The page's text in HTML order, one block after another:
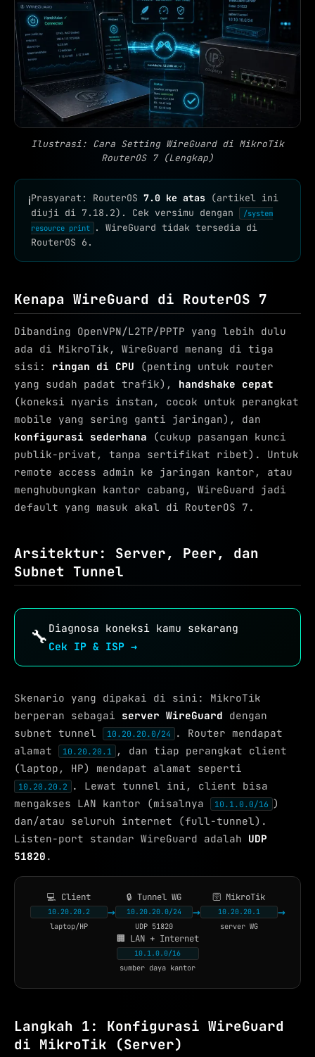
Ilustrasi: Cara Setting WireGuard di MikroTik
RouterOS 7 (Lengkap)
ℹPrasyarat: RouterOS7.0 ke atas (artikel ini
diuji di 7.18.2). Cek versimu dengan
/system
resource print
. WireGuard tidak tersedia di
RouterOS 6.
Kenapa WireGuard di RouterOS 7
Dibanding OpenVPN/L2TP/PPTP yang lebih dulu
ada di MikroTik, WireGuard menang di tiga
sisi: ringan di CPU (penting untuk router
yang sudah padat trafik), handshake cepat
(koneksi nyaris instan, cocok untuk perangkat
mobile yang sering ganti jaringan), dan
konfigurasi sederhana (cukup pasangan kunci
publik-privat, tanpa sertifikat ribet). Untuk
remote access admin ke jaringan kantor, atau
menghubungkan kantor cabang, WireGuard jadi
default yang masuk akal di RouterOS 7.
Arsitektur: Server, Peer, dan
Subnet Tunnel
🔧 Diagnosa koneksi kamu sekarang
Cek IP & ISP →
Skenario yang dipakai di sini: MikroTik
berperan sebagai server WireGuard dengan
subnet tunnel
10.20.20.0/24
. Router mendapat
alamat
10.20.20.1 , dan tiap perangkat client
(laptop, HP) mendapat alamat seperti
10.20.20.2
. Lewat tunnel ini, client bisa
mengakses LAN kantor (misalnya
10.1.0.0/16 )
dan/atau seluruh internet (full-tunnel).
Listen-port standar WireGuard adalah UDP
51820 .
💻 Client
10.20.20.2
laptop/HP
→
🔒 Tunnel WG
10.20.20.0/24
UDP 51820
→
🛜 MikroTik
10.20.20.1
server WG
→
🏢 LAN + Internet
10.1.0.0/16
sumber daya kantor
Langkah 1: Konfigurasi WireGuard
di MikroTik (Server)